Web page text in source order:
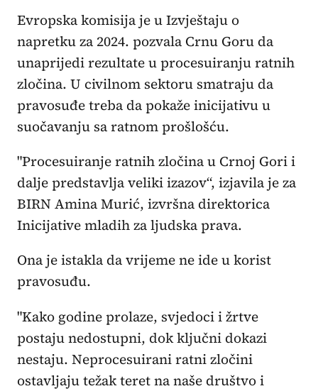
Evropska komisija je u Izvještaju o
napretku za 2024. pozvala Crnu Goru da
unaprijedi rezultate u procesuiranju ratnih
zločina. U civilnom sektoru smatraju da
pravosuđe treba da pokaže inicijativu u
suočavanju sa ratnom prošlošću.
"Procesuiranje ratnih zločina u Crnoj Gori i
dalje predstavlja veliki izazov“, izjavila je za
BIRN Amina Murić, izvršna direktorica
Inicijative mladih za ljudska prava.
Ona je istakla da vrijeme ne ide u korist
pravosuđu.
"Kako godine prolaze, svjedoci i žrtve
postaju nedostupni, dok ključni dokazi
nestaju. Neprocesuirani ratni zločini
ostavljaju težak teret na naše društvo i